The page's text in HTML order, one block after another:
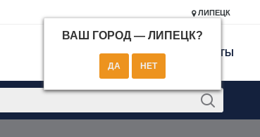
ЛИПЕЦК
ВАШ ГОРОД — ЛИПЕЦК?
КОНТАКТЫ